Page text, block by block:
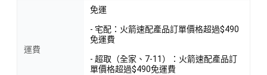
運費
免運
- 宅配：火箭速配產品訂單價格超過$490
免運費
- 超取（全家、7-11）：火箭速配產品訂
單價格超過$490免運費